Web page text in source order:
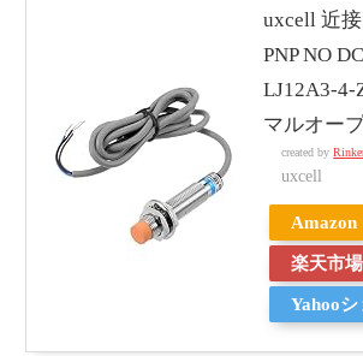
uxcell 近
PNP NO
LJ12A3-4-
マルオー
created by
uxcell
Amazon
楽天市場
Yahoo